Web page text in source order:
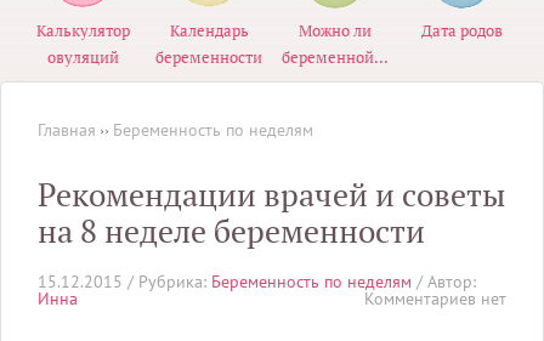
Калькулятор
овуляций
Календарь
беременности
Можно ли
беременной...
Дата родов
Главная ›› Беременность по неделям
Рекомендации врачей и советы
на 8 неделе беременности
15.12.2015 / Рубрика: Беременность по неделям / Автор:
Инна Комментариев нет